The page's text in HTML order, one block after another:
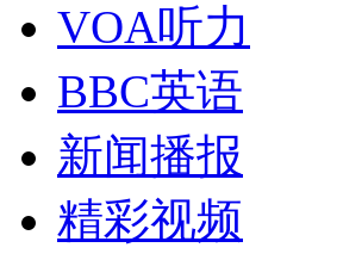
VOA听力
BBC英语
新闻播报
精彩视频